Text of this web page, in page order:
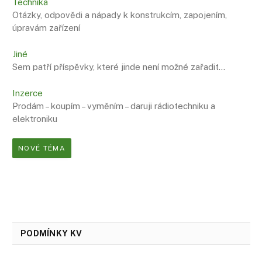
Technika
Otázky, odpovědi a nápady k konstrukcím, zapojením,
úpravám zařízení
Jiné
Sem patří příspěvky, které jinde není možné zařadit…
Inzerce
Prodám – koupím – vyměním – daruji rádiotechniku a
elektroniku
NOVÉ TÉMA
PODMÍNKY KV